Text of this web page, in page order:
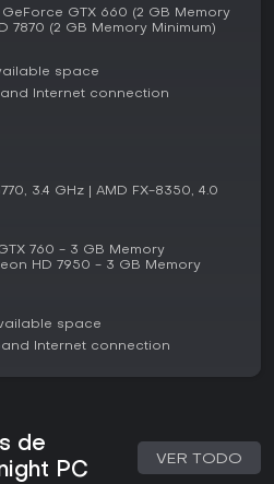
en los juegos previos y escala
ciudad.
resalta puntuaciones altas
a problemas iniciales en PC.
destacando un rendimiento
fans de los títulos de acción y
y exploración, sobre
superheroicas. Sin
en curso, ofrece una
para novatos o repeticiones si
sobre elementos de live service.
GeForce GTX 660 (2 GB Memory
7870 (2 GB Memory Minimum)
space
Internet connection
3.4 GHz | AMD FX-8350, 4.0
760 - 3 GB Memory
HD 7950 - 3 GB Memory
space
Internet connection
de
PC
VER TODO